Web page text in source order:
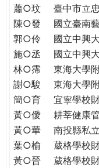
TODAY
THE
WORLD
TOMORROW
PUTTING
YOU
ON
THE
PATH
GLOBAL
CITIZENSHIP
蕭○玟
臺中市立
陳○發
國立臺南
郭○伶
國立中興
施○丞
國立中興
林○霈
東海大學
謝○駿
東海大學
簡○育
宜寧學校
黃○僾
耕莘健康
黃○華
南投縣私
葉○榆
葳格學校
黃○晉
葳格學校